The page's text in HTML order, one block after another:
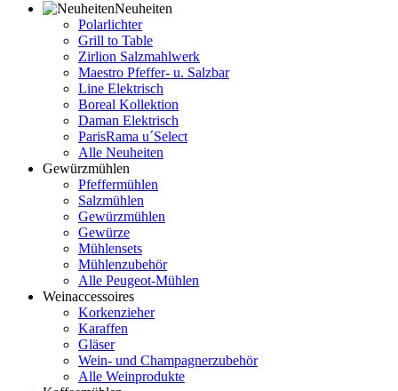
Neuheiten
Polarlichter
Grill to Table
Zirlion Salzmahlwerk
Maestro Pfeffer- u. Salzbar
Line Elektrisch
Boreal Kollektion
Daman Elektrisch
ParisRama u´Select
Alle Neuheiten
Gewürzmühlen
Pfeffermühlen
Salzmühlen
Gewürzmühlen
Gewürze
Mühlensets
Mühlenzubehör
Alle Peugeot-Mühlen
Weinaccessoires
Korkenzieher
Karaffen
Gläser
Wein- und Champagnerzubehör
Alle Weinprodukte